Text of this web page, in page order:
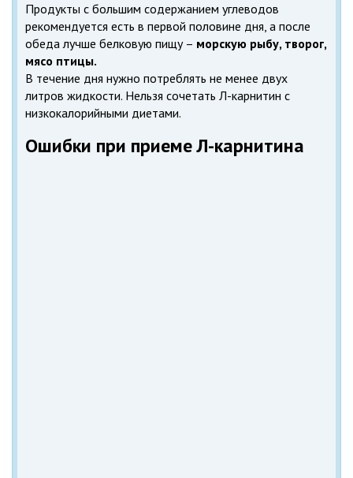
Продукты с большим содержанием углеводов
рекомендуется есть в первой половине дня, а после
обеда лучше белковую пищу – морскую рыбу, творог,
мясо птицы.
В течение дня нужно потреблять не менее двух
литров жидкости. Нельзя сочетать Л-карнитин с
низкокалорийными диетами.
Ошибки при приеме Л-карнитина